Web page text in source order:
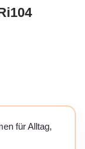
für Alltag,